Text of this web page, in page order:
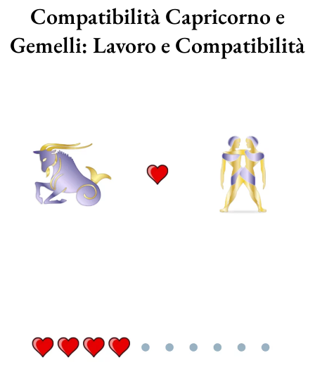
Compatibilità Capricorno e
Gemelli: Lavoro e Compatibilità